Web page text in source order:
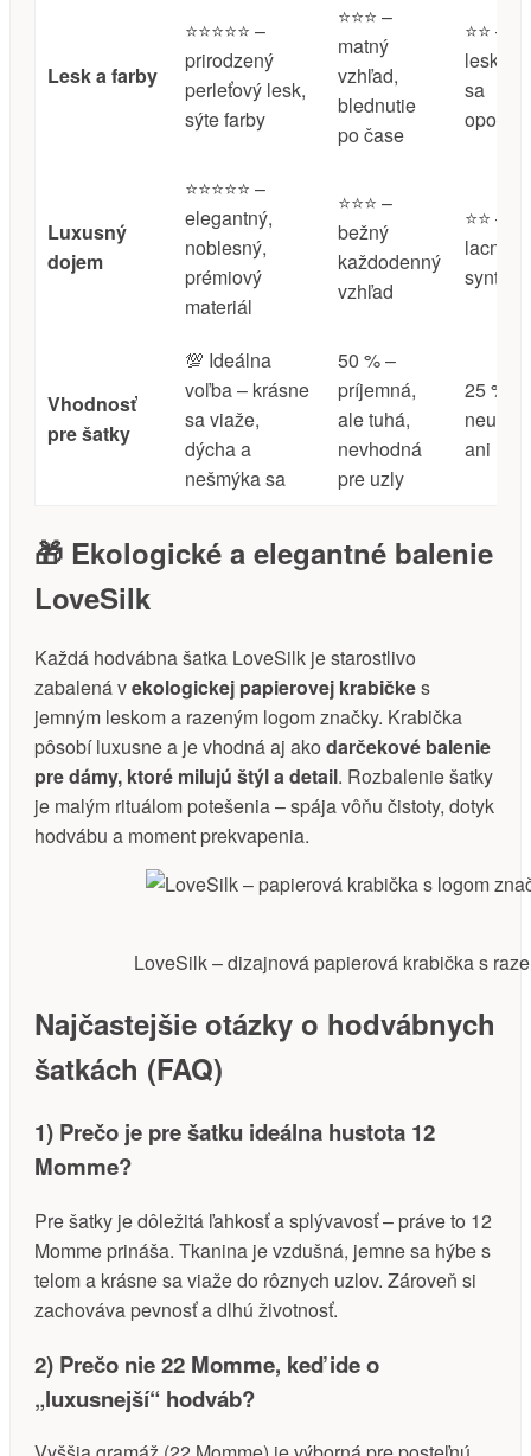
Lesk a farby
⭐️⭐️⭐️⭐️⭐️ –
prirodzený
perleťový lesk,
sýte farby
⭐️⭐️⭐️ –
matný
vzhľad,
blednutie
po čase
⭐️⭐️ –
lesk,
sa
Luxusný
dojem
⭐️⭐️⭐️⭐️⭐️ –
elegantný,
noblesný,
prémiový
materiál
⭐️⭐️⭐️ –
bežný
každodenný
vzhľad
⭐️⭐️ –
lacno,
Vhodnosť
pre šatky
💯 Ideálna
voľba – krásne
sa viaže,
dýcha a
nešmýka sa
50 % –
príjemná,
ale tuhá,
nevhodná
pre uzly
25 % –
ani uzol
🎁 Ekologické a elegantné balenie
LoveSilk
Každá hodvábna šatka LoveSilk je starostlivo
zabalená vekologickej papierovej krabičkes
jemným leskom a razeným logom značky. Krabička
pôsobí luxusne a je vhodná aj ako darčekové balenie
pre dámy, ktoré milujú štýl a detail. Rozbalenie šatky
je malým rituálom potešenia – spája vôňu čistoty, dotyk
hodvábu a moment prekvapenia.
LoveSilk – dizajnová papierová krabička s
Najčastejšie otázky o hodvábnych
šatkách (FAQ)
1) Prečo je pre šatku ideálna hustota 12
Momme?
Pre šatky je dôležitá ľahkosť a splývavosť – práve to 12
Momme prináša. Tkanina je vzdušná, jemne sa hýbe s
telom a krásne sa viaže do rôznych uzlov. Zároveň si
zachováva pevnosť a dlhú životnosť.
2) Prečo nie 22 Momme, keď ide o
„luxusnejší“ hodváb?